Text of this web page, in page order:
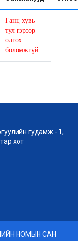
Ганц хувь
тул гэрээр
олгох
боломжгүй.
гудамж - 1,
хот
НОМЫН САН